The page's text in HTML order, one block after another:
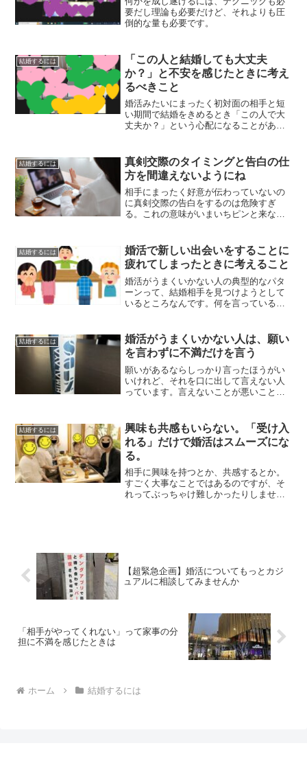
要だし理論も必要だけど、それよりも圧
倒的な量も必要です。
結婚するには
「この人と結婚しても大丈夫
か？」と不安を感じたときに考え
るべきこと
婚活みたいにまったく初対面の相手と短
い期間で結婚をきめるとき「この人で大
丈夫か？」という心配になることがあっ
結婚するには
真剣交際のタイミングと告白の仕
方を間違えないようにね
相手にまったく好意が伝わっていないの
に真剣交際の告白をするのは危険すぎ
る。これの意味がいまいちピンと来ない
結婚するには
婚活で新しい出会いをすることに
疲れてしまったときに考えること
婚活がうまくいかない人の典型的なパタ
ーンって、結婚相手を見つけようとして
いるところなんです。何を言っているの
結婚するには
婚活がうまくいかない人は、願い
を言わずに不満だけを言う
願いがあるならしっかり言ったほうがい
いけれど、それを口に出して言えない人
っています。言えないことが悪いことじ
て、それは絶対にやめたほうがいい。
結婚するには
興味も共感もいらない。「受け入
れる」だけで婚活はスムーズにな
る。
相手に興味を持つとか、共感するとか。
すごく大事なことではあるのですが、そ
れってぶっちゃけ難しかったりしません
【超緊急企画】婚活についてもっとカジ
ュアルに相談してみませんか
「相手がやってくれない」って家事の分
担に不満を感じたときは
ホーム 結婚するには